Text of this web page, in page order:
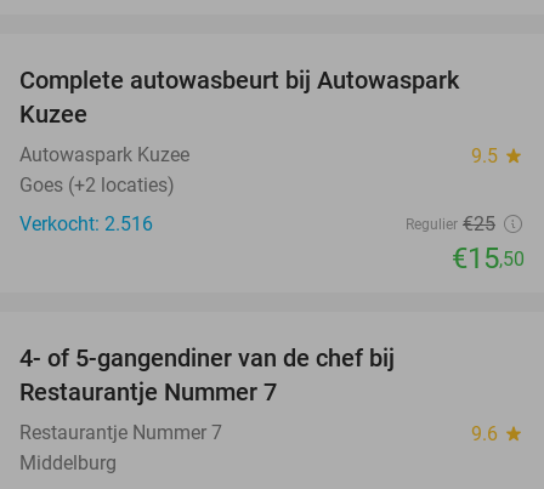
Complete autowasbeurt bij Autowaspark
Kuzee
Autowaspark Kuzee 9.5 star
Goes (+2 locaties)
Verkocht: 2.516
Regulier €25
€15,50
4- of 5-gangendiner van de chef bij
Restaurantje Nummer 7
Restaurantje Nummer 7 9.6 star
Middelburg